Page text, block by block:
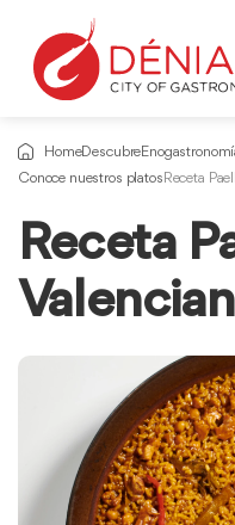
HomeDescubre
Conoce nuestros platos Receta
Receta